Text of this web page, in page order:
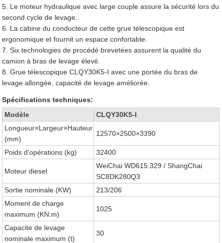
5. Le moteur hydraulique avec large couple assure la sécurité lors du
second cycle de levage.
6. La cabine du conducteur de cette grue télescopique est
ergonomique et fournit un espace confortable.
7. Six technologies de procédé brevetées assurent la qualité du
camion à bras de levage élevé.
8. Grue télescopique CLQY30K5-I avec une portée du bras de
levage allongée, capacité de levage améliorée.
Spécifications techniques:
Modèle
CLQY30K5-I
Longueur×Largeur×Hauteur
(mm)
12570×2500×3390
Poids d'opérations (kg) 32400
Moteur diesel
WeiChai WD615.329 / ShangChai
SC8DK280Q3
Sortie nominale (KW)
213/206
Moment de charge
maximum (KN.m)
1025
Capacité de levage
nominale maximum (t)
30